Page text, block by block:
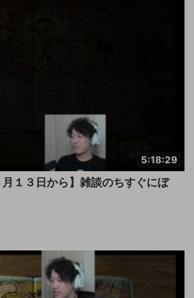
5:18:29
１３日から】雑談のちすぐにぼ